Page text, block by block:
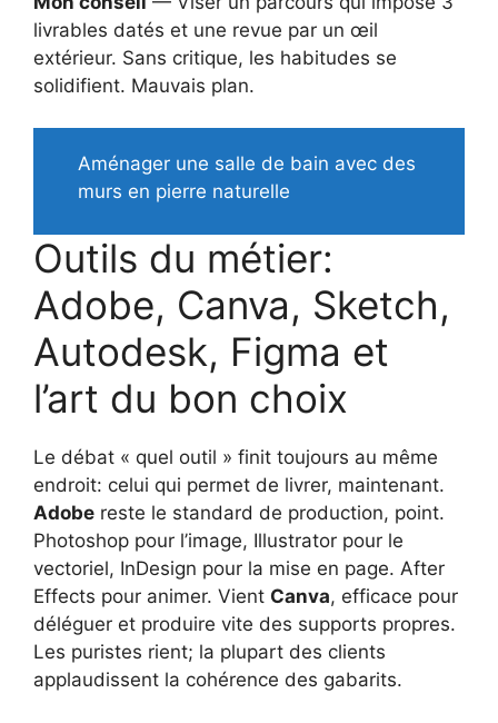
livrables datés et une revue par un œil
extérieur. Sans critique, les habitudes se
solidifient. Mauvais plan.
Aménager une salle de bain avec des
murs en pierre naturelle
Outils du métier:
Adobe, Canva, Sketch,
Autodesk, Figma et
l’art du bon choix
Le débat « quel outil » finit toujours au même
endroit: celui qui permet de livrer, maintenant.
Adobe reste le standard de production, point.
Photoshop pour l’image, Illustrator pour le
vectoriel, InDesign pour la mise en page. After
Effects pour animer. Vient Canva, efficace pour
déléguer et produire vite des supports propres.
Les puristes rient; la plupart des clients
applaudissent la cohérence des gabarits.